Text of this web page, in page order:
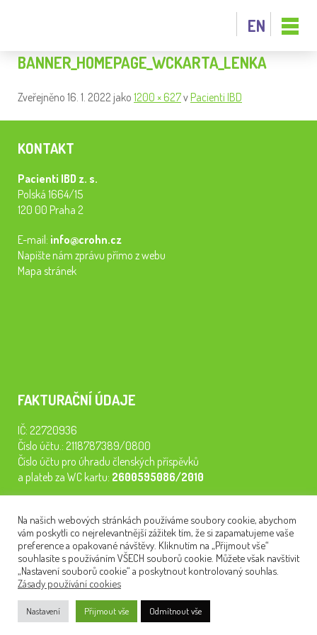
EN
BANNER_HOMEPAGE_WCKARTA_LENKA
Zveřejněno 16. 1. 2022 jako 1200 × 627v Pacienti IBD
KONTAKT
Pacienti IBD z. s.
Polská 1664/15
120 00 Praha 2
E-mail: info@crohn.cz
Napište nám zprávu přímo z webu
Mapa stránek
FAKTURAČNÍ ÚDAJE
IČ: 22720936
Číslo účtu.: 2118787389/0800
Číslo účtu pro úhradu členských příspěvků
a plateb za WC kartu: 2600595086/2010
semináře, konferenci, plavbu na lodi a WC kartu. Z peněz
tiskneme odborné publikace pro pacienty.
NEWSLETTER
Na našich webových stránkách používáme soubory cookie, abychom
vám poskytli co nejrelevantnější zážitek tím, že si zapamatujeme vaše
preference a opakované návštěvy. Kliknutím na „Přijmout vše“
souhlasíte s používáním VŠECH souborů cookie. Můžete však navštívit
„Nastavení souborů cookie“ a poskytnout kontrolovaný souhlas.
Zásady používání cookies
Nastavení Přijmout vše Odmítnout vše